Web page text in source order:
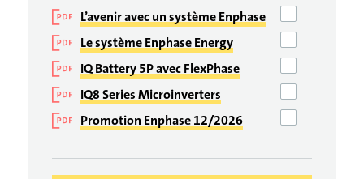
L’avenir avec un système Enphase
Le système Enphase Energy
IQ Battery 5P avec FlexPhase
IQ8 Series Microinverters
Promotion Enphase 12/2026